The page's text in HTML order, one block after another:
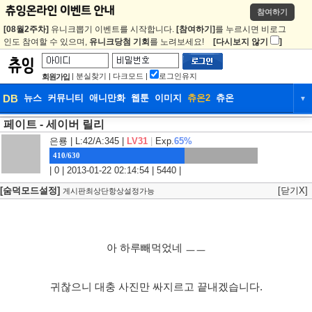
참여하기
[08월2주차] 유니크뽑기 이벤트를 시작합니다. [참여하기] 를 누르시면 비로그
인도 참여할 수 있으며, 유니크당첨 기회 를 노려보세요! [다시보지 않기 ]
회원가입 | 분실찾기 | 다크모드 | 로그인유지
DB 뉴스 커뮤니티 애니만화 웹툰 이미지 츄온2 츄온 ▼
DB
웹툰 이미지 츄온2
페이트 - 세이버 릴리
은룡 | L:42/A:345 | LV31 Exp.65%
410/630
| 0 | 2013-01-22 02:14:54 | 5440 |
[숨덕모드설정] 게시판최상단항상설정가능 [닫기X]
아 하루빼먹었네 ㅡㅡ
귀찮으니 대충 사진만 싸지르고 끝내겠습니다.